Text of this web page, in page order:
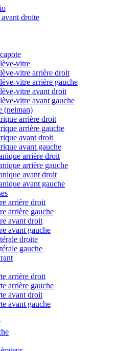
droite
vitre
vitre arrière droit
vitre arrière gauche
vitre avant droit
vitre avant gauche
(neiman)
arrière droit
arrière gauche
avant droit
avant gauche
arrière droit
arrière gauche
avant droit
avant gauche
arrière droit
arrière gauche
avant droit
avant gauche
droite
gauche
arrière droit
arrière gauche
avant droit
avant gauche